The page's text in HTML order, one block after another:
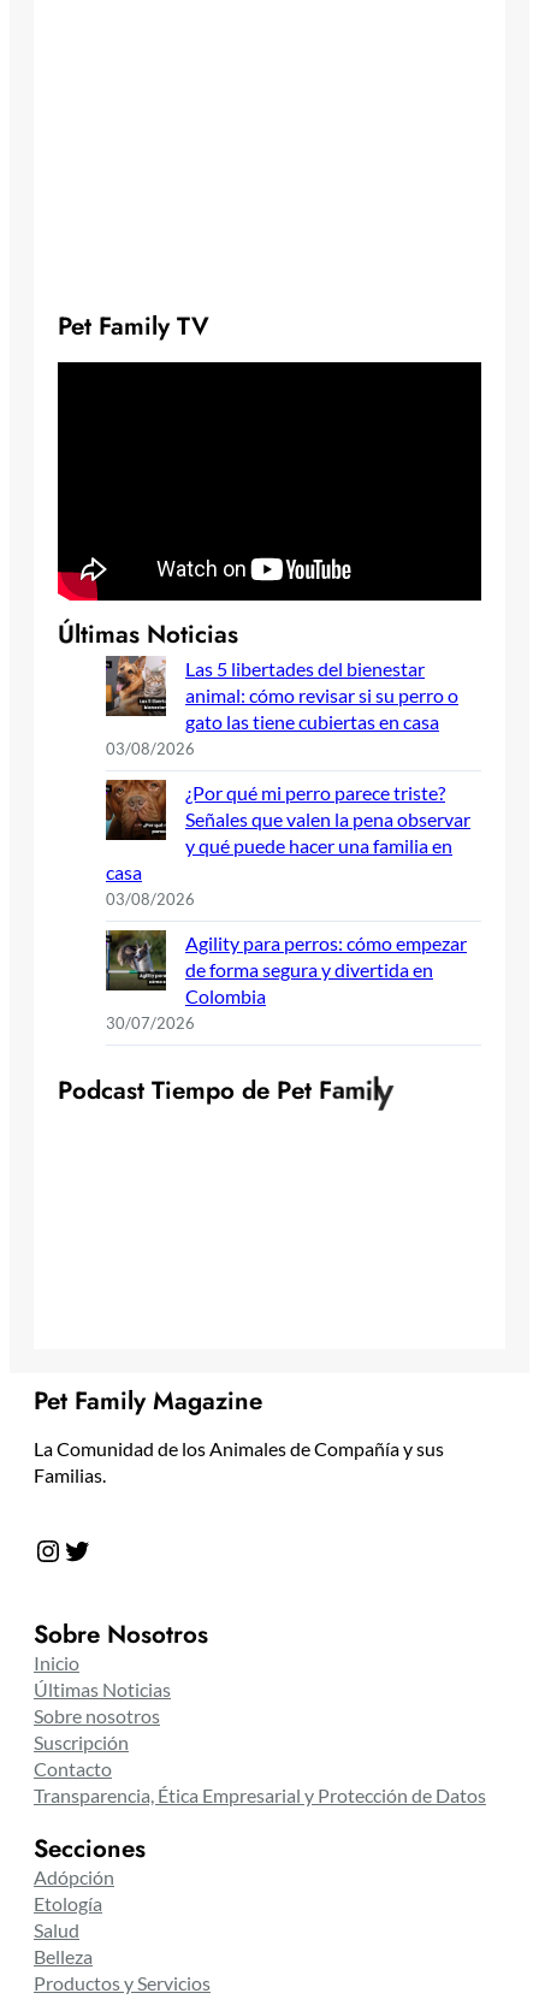
Pet Family TV
Últimas Noticias
Las 5 libertades del bienestar
animal: cómo revisar si su perro o
gato las tiene cubiertas en casa
03/08/2026
¿Por qué mi perro parece triste?
Señales que valen la pena observar
y qué puede hacer una familia en
casa
03/08/2026
Agility para perros: cómo empezar
de forma segura y divertida en
Colombia
30/07/2026
Podcast Tiempo de Pet Family
Pet Family Magazine
La Comunidad de los Animales de Compañía y sus
Familias.
Instagram Twitter
Sobre Nosotros
Inicio
Últimas Noticias
Sobre nosotros
Suscripción
Contacto
Transparencia, Ética Empresarial y Protección de Datos
Secciones
Adópción
Etología
Salud
Belleza
Productos y Servicios